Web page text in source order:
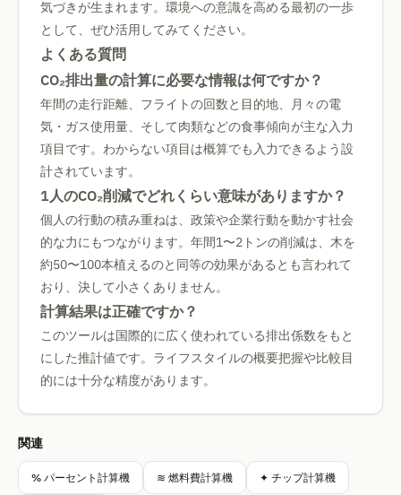
気づきが生まれます。環境への意識を高める最初の一歩
として、ぜひ活用してみてください。
よくある質問
CO₂排出量の計算に必要な情報は何ですか？
年間の走行距離、フライトの回数と目的地、月々の電
気・ガス使用量、そして肉類などの食事傾向が主な入力
項目です。わからない項目は概算でも入力できるよう設
計されています。
1人のCO₂削減でどれくらい意味がありますか？
個人の行動の積み重ねは、政策や企業行動を動かす社会
的な力にもつながります。年間1〜2トンの削減は、木を
約50〜100本植えるのと同等の効果があるとも言われて
おり、決して小さくありません。
計算結果は正確ですか？
このツールは国際的に広く使われている排出係数をもと
にした推計値です。ライフスタイルの概要把握や比較目
的には十分な精度があります。
関連
% パーセント計算機 ≋ 燃料費計算機 ✦ チップ計算機